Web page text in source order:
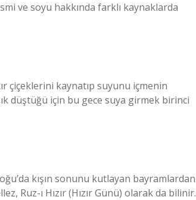
ve soyu hakkında farklı kaynaklarda
çiçeklerini kaynatıp suyunu içmenin
düştüğü için bu gece suya girmek birinci
kışın sonunu kutlayan bayramlardan
Ruz-ı Hızır (Hızır Günü) olarak da bilinir.